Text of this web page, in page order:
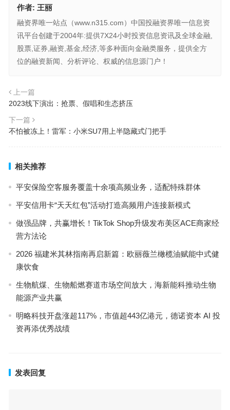
作者: 王丽
融资界唯一站点（www.n315.com）中国投融资界唯一信息资
讯平台创建于2004年:提供7X24小时投资信息资讯及全球金融,
股票,证券,融资,基金,经济,等多种面向金融类服务，提供全方
位的融资新闻、分析评论、权威的信息源门户！
上一篇
2023线下演出：抢票、假唱和生态挤压
下一篇
不怕被冻上！雷军：小米SU7用上半隐藏式门把手
相关推荐
平安保险空客服务覆盖十余项高频业务，适配特殊群体
平安信用卡“天天红包”活动打造高频用户连接新模式
做强品牌，共赢增长！TikTok Shop升级发布美区ACE商家经
营方法论
2026 福建米其林指南再启新篇：欧丽薇兰橄榄油赋能中式健
康饮食
生物航煤、生物船燃赛道市场空间放大，海新能科推动生物
能源产业共赢
明略科技开盘涨超117%，市值超443亿港元，德诺资本 AI 投
资再添优秀战绩
发表回复